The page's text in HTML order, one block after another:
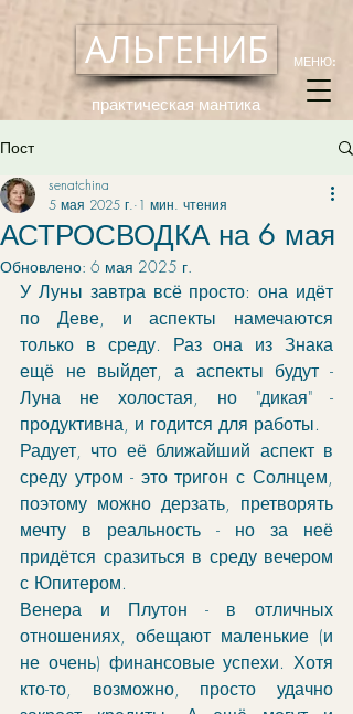
АЛЬГЕНИБ
практическая мантика
МЕНЮ:
Пост
АСТРОСВОДКА на 6 мая
senatchina
5 мая 2025 г. 1 мин. чтения
Обновлено: 6 мая 2025 г.
У Луны завтра всё просто: она идёт
по Деве, и аспекты намечаются
только в среду. Раз она из Знака
ещё не выйдет, а аспекты будут -
Луна не холостая, но "дикая" -
продуктивна, и годится для работы.
Радует, что её ближайший аспект в
среду утром - это тригон с Солнцем,
поэтому можно дерзать, претворять
мечту в реальность - но за неё
придётся сразиться в среду вечером
с Юпитером.
Венера и Плутон - в отличных
отношениях, обещают маленькие (и
не очень) финансовые успехи. Хотя
кто-то, возможно, просто удачно